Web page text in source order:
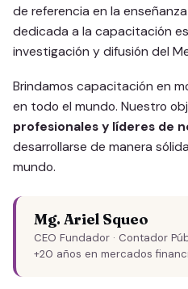
de referencia en la
dedicada a la capacitación
investigación y difusión del
Brindamos capacitación en
en todo el mundo. Nuestro
profesionales y líderes de
desarrollarse de manera
mundo.
Mg. Ariel Squeo
CEO Fundador · Contador
+20 años en mercados